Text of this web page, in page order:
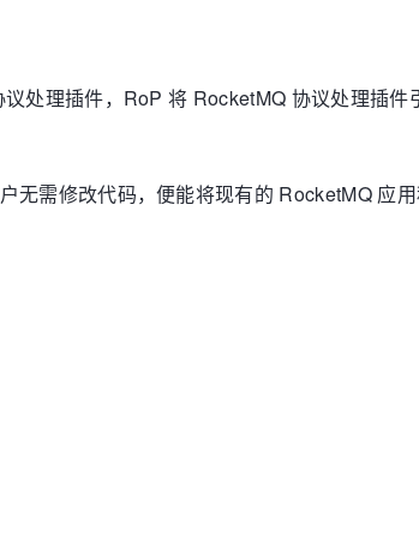
处理插件，RoP 将 RocketMQ 协议处理插件
无需修改代码，便能将现有的 RocketMQ 应